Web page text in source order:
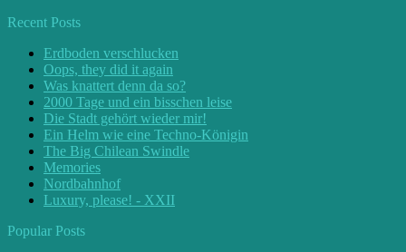
Recent Posts
Erdboden verschlucken
Oops, they did it again
Was knattert denn da so?
2000 Tage und ein bisschen leise
Die Stadt gehört wieder mir!
Ein Helm wie eine Techno-Königin
The Big Chilean Swindle
Memories
Nordbahnhof
Luxury, please! - XXII
Popular Posts